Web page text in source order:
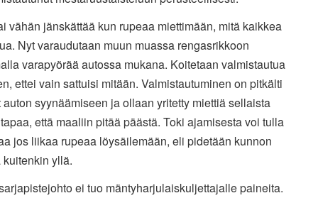
vähän jänskättää kun rupeaa miettimään, mitä kaikkea
Nyt varaudutaan muun muassa rengasrikkoon
varapyörää autossa mukana. Koitetaan valmistautua
ettei vain sattuisi mitään. Valmistautuminen on pitkälti
auton syynäämiseen ja ollaan yritetty miettiä sellaista
että maaliin pitää päästä. Toki ajamisesta voi tulla
jos liikaa rupeaa löysäilemään, eli pidetään kunnon
yllä.
ei tuo mäntyharjulaiskuljettajalle paineita.